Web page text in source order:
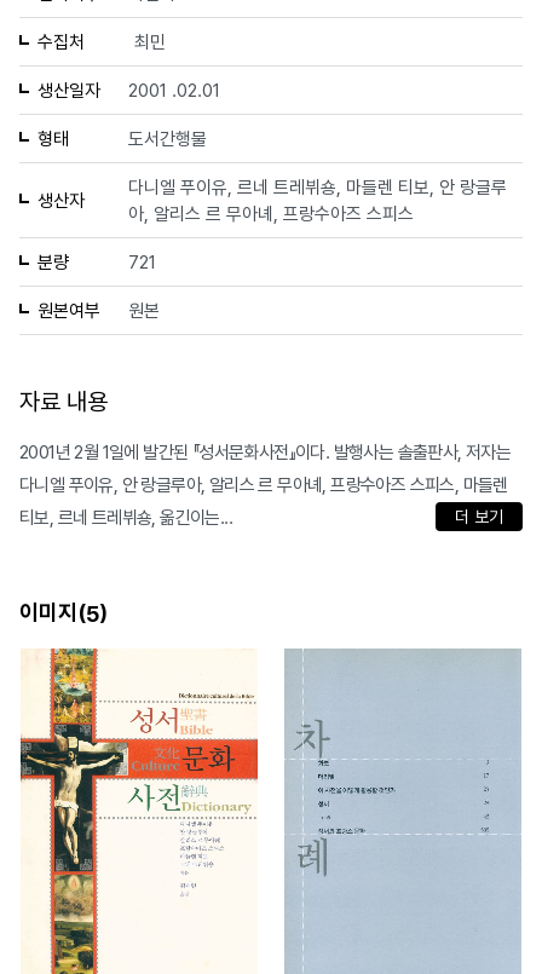
수집처 최민
생산일자 2001 .02.01
형태 도서간행물
생산자
다니엘 푸이유, 르네 트레뷔숑, 마들렌 티보, 안 랑글루
아, 알리스 르 무아녜, 프랑수아즈 스피스
분량 721
원본여부 원본
자료 내용
2001년 2월 1일에 발간된 『성서문화사전』이다. 발행사는 솔출판사, 저자는
다니엘 푸이유, 안 랑글루아, 알리스 르 무아녜, 프랑수아즈 스피스, 마들렌
티보, 르네 트레뷔숑, 옮긴이는...
더 보기
이미지(5)